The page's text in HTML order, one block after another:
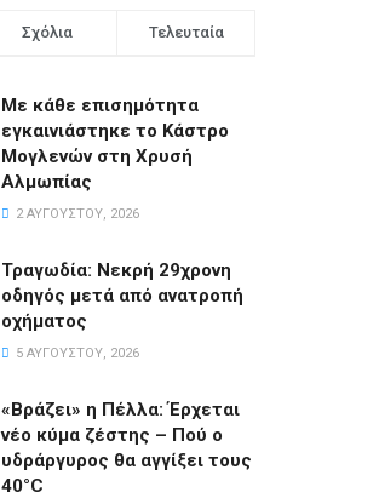
Σχόλια Τελευταία
Με κάθε επισημότητα
εγκαινιάστηκε το Κάστρο
Μογλενών στη Χρυσή
Αλμωπίας
2 ΑΥΓΟΎΣΤΟΥ, 2026
Τραγωδία: Νεκρή 29χρονη
οδηγός μετά από ανατροπή
οχήματος
5 ΑΥΓΟΎΣΤΟΥ, 2026
«Βράζει» η Πέλλα: Έρχεται
νέο κύμα ζέστης – Πού ο
υδράργυρος θα αγγίξει τους
40°C